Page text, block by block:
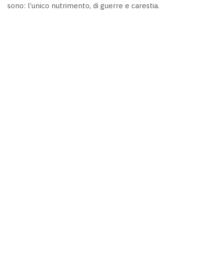
sono: l’unico nutrimento, di guerre e carestia.